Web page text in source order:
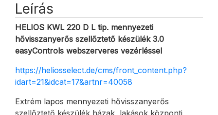
Leírás
HELIOS KWL 220 D L tip. mennyezeti
hővisszanyerős szellőztető készülék 3.0
easyControls webszerveres vezérléssel
https://heliosselect.de/cms/front_content.php?
idart=21&idcat=17&artnr=40058
Extrém lapos mennyezeti hővisszanyerős